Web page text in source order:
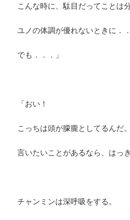
こんな時に、駄目だってことは
ユノの体調が優れないときに．
でも．．．」
「おい！
こっちは頭が朦朧としてるんだ。
言いたいことがあるなら、はっ
チャンミンは深呼吸をする。